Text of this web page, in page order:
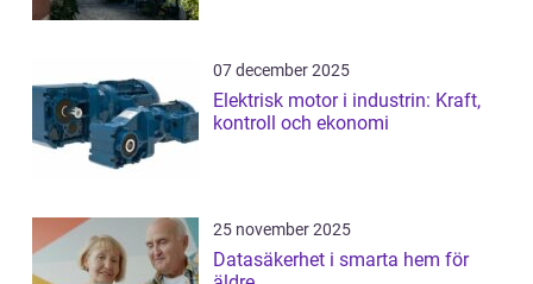
07 december 2025
Elektrisk motor i industrin: Kraft,
kontroll och ekonomi
25 november 2025
Datasäkerhet i smarta hem för